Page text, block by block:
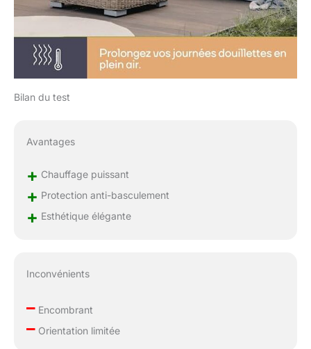
Bilan du test
Avantages
+ Chauffage puissant
+ Protection anti-basculement
+ Esthétique élégante
Inconvénients
–Encombrant
–Orientation limitée